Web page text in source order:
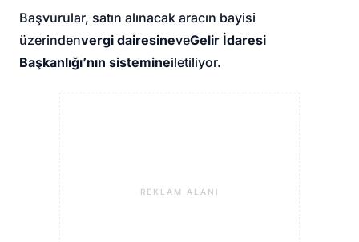
Başvurular, satın alınacak aracın bayisi
üzerindenvergi dairesineveGelir İdaresi
Başkanlığı’nın sistemineiletiliyor.
REKLAM ALANI